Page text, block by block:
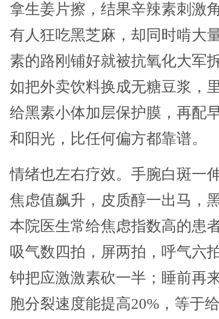
拿生姜片擦，结果辛辣素刺激
有人狂吃黑芝麻，却同时啃大
素的路刚铺好就被抗氧化大军
如把外卖饮料换成无糖豆浆，
给黑素小体加层保护膜，再配
和阳光，比任何偏方都靠谱。
情绪也左右疗效。手腕白斑一
焦虑值飙升，皮质醇一出马，
本院医生常给焦虑指数高的患
吸气数四拍，屏两拍，呼气六
钟把应激激素砍一半；睡前再
胞分裂速度能提高20%，等于